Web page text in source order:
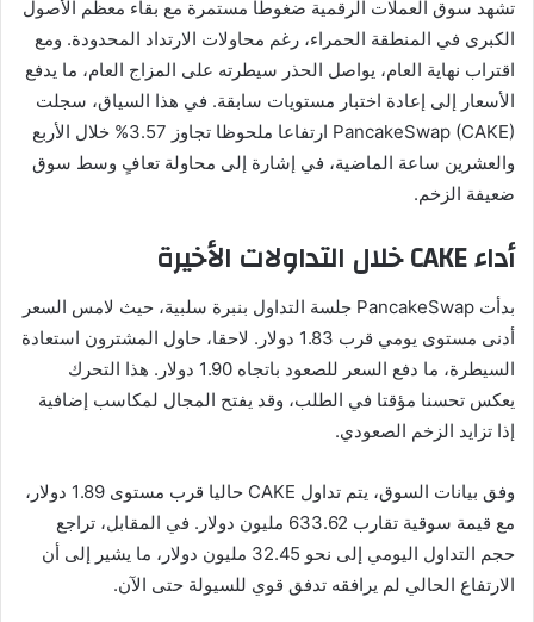
تشهد سوق العملات الرقمية ضغوطا مستمرة مع بقاء معظم الأصول
الكبرى في المنطقة الحمراء، رغم محاولات الارتداد المحدودة. ومع
اقتراب نهاية العام، يواصل الحذر سيطرته على المزاج العام، ما يدفع
الأسعار إلى إعادة اختبار مستويات سابقة. في هذا السياق، سجلت
PancakeSwap (CAKE) ارتفاعا ملحوظا تجاوز 3.57% خلال الأربع
والعشرين ساعة الماضية، في إشارة إلى محاولة تعافٍ وسط سوق
ضعيفة الزخم.
أداء CAKE خلال التداولات الأخيرة
بدأت PancakeSwap جلسة التداول بنبرة سلبية، حيث لامس السعر
أدنى مستوى يومي قرب 1.83 دولار. لاحقا، حاول المشترون استعادة
السيطرة، ما دفع السعر للصعود باتجاه 1.90 دولار. هذا التحرك
يعكس تحسنا مؤقتا في الطلب، وقد يفتح المجال لمكاسب إضافية
إذا تزايد الزخم الصعودي.
وفق بيانات السوق، يتم تداول CAKE حاليا قرب مستوى 1.89 دولار،
مع قيمة سوقية تقارب 633.62 مليون دولار. في المقابل، تراجع
حجم التداول اليومي إلى نحو 32.45 مليون دولار، ما يشير إلى أن
الارتفاع الحالي لم يرافقه تدفق قوي للسيولة حتى الآن.